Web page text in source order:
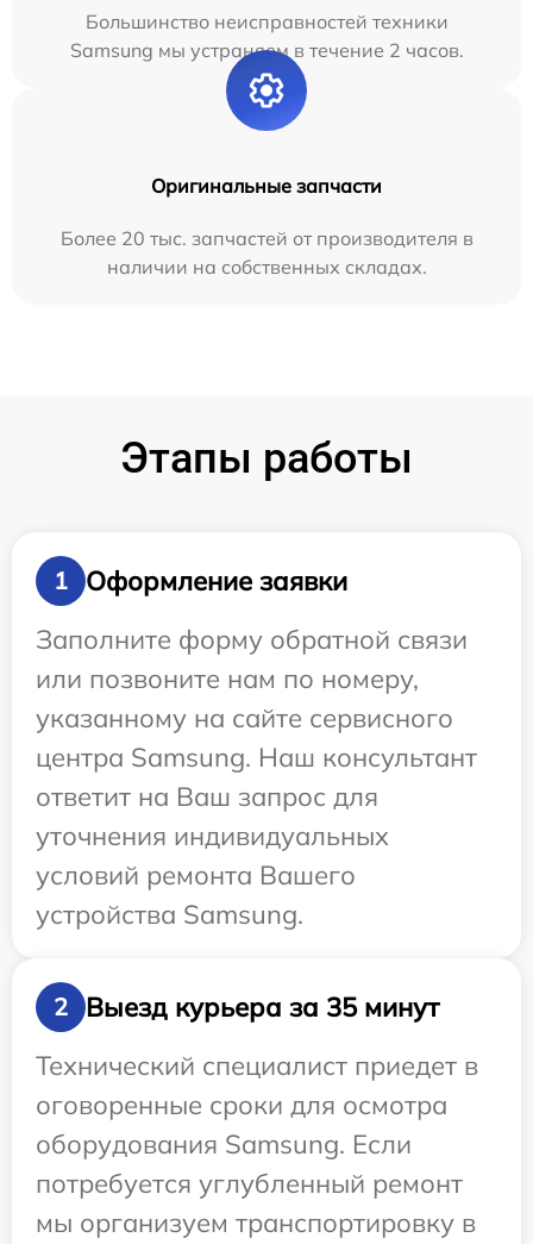
Большинство неисправностей техники
Samsung мы устраняем в течение 2 часов.
Оригинальные запчасти
Более 20 тыс. запчастей от производителя в
наличии на собственных складах.
Этапы работы
1
Оформление заявки
Заполните форму обратной связи
или позвоните нам по номеру,
указанному на сайте сервисного
центра Samsung. Наш консультант
ответит на Ваш запрос для
уточнения индивидуальных
условий ремонта Вашего
устройства Samsung.
2
Выезд курьера за 35 минут
Технический специалист приедет в
оговоренные сроки для осмотра
оборудования Samsung. Если
потребуется углубленный ремонт
мы организуем транспортировку в